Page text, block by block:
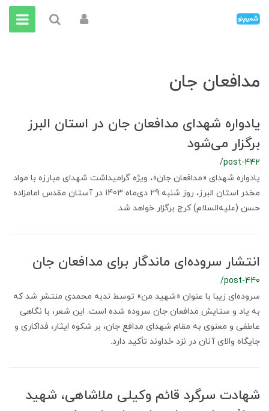
مدافعان جان
یادواره شهدای مدافعان جان در استان البرز
برگزار می‌شود
/post-442
یادواره شهدای «مدافعان جان»، ویژه گرامیداشت شهدای مبارزه با مواد
مخدر استان البرز، روز شنبه 29 دی‌ماه 1403 در آستان مقدس امامزاده
حسن (علیه‌السلام) کرج برگزار خواهد شد.
انتشار سروده‌ای ماندگار برای مدافعان جان
/post-440
سروده‌ای زیبا با عنوان «شهید من» توسط ندبه محمدی منتشر شد که
به یاد و ستایش مدافعان جان سروده شده است. این شعر، با نگاهی
عاطفی و معنوی به مقام شهدای مدافع جان، بر شکوه ایثار، فداکاری و
جایگاه والای آنان در نزد خداوند تأکید دارد.
شهادت سرگرد قائم وکیلی ملاشاهی، شهید